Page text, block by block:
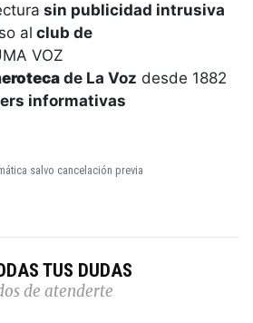
sin publicidad intrusiva
al club de
VOZ
de La Voz desde 1882
informativas
salvo cancelación previa
TUS DUDAS
de atenderte